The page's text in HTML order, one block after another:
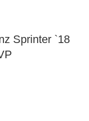
Sprinter `18